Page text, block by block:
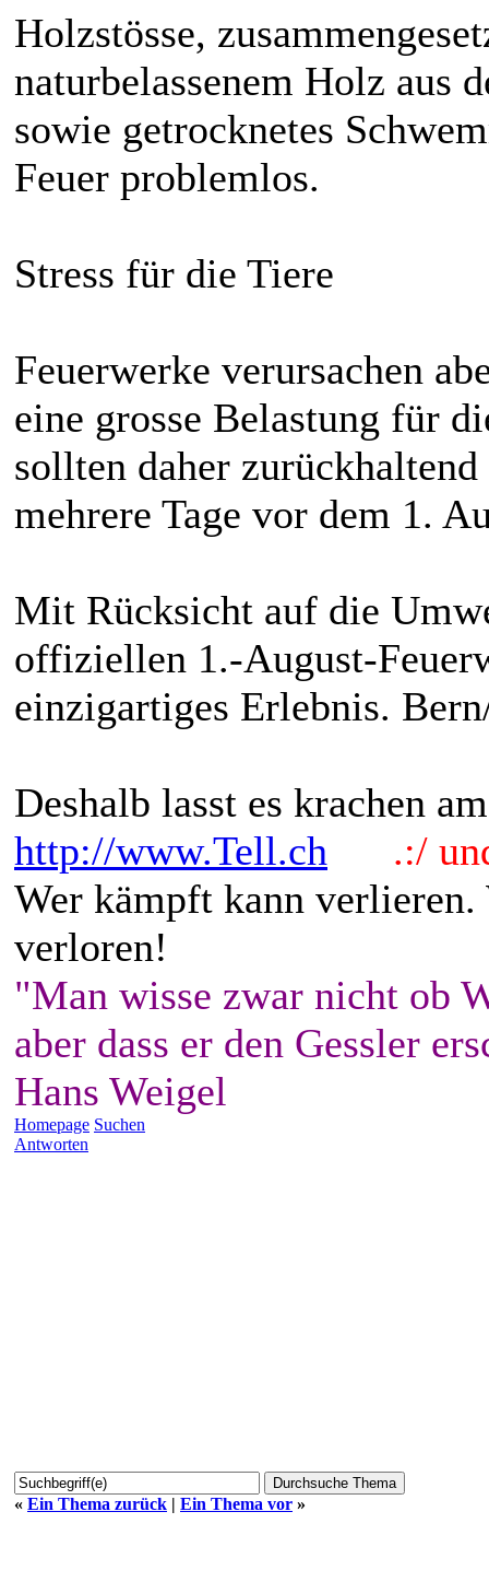
Holzstösse,
naturbelassenem Holz aus
sowie getrocknetes
Feuer problemlos.
Stress für die Tiere
Feuerwerke verursachen
eine grosse Belastung für
sollten daher
mehrere Tage vor dem 1.
Mit Rücksicht auf die
offiziellen 1.-August-
einzigartiges Erlebnis.
Deshalb lasst es krachen
http://www.Tell.ch
.:/
Wer kämpft kann
verloren!
"Man wisse zwar nicht ob
aber dass er den Gessler
Hans Weigel
Homepage Suchen
Antworten
« Ein Thema zurück | Ein Thema vor »